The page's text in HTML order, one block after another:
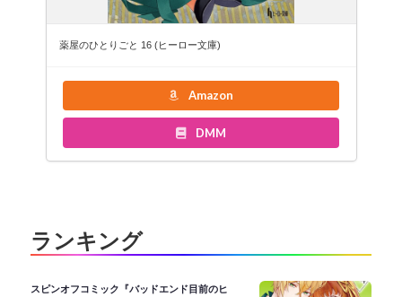
薬屋のひとりごと 16 (ヒーロー文庫)
Amazon
DMM
ランキング
スピンオフコミック『バッドエンド目前のヒ